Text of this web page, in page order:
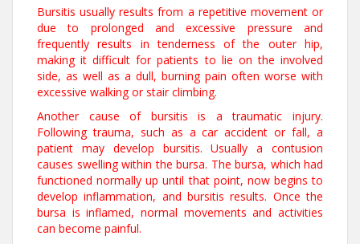
Bursitis usually results from a repetitive movement or
due to prolonged and excessive pressure and
frequently results in tenderness of the outer hip,
making it difficult for patients to lie on the involved
side, as well as a dull, burning pain often worse with
excessive walking or stair climbing.
Another cause of bursitis is a traumatic injury.
Following trauma, such as a car accident or fall, a
patient may develop bursitis. Usually a contusion
causes swelling within the bursa. The bursa, which had
functioned normally up until that point, now begins to
develop inflammation, and bursitis results. Once the
bursa is inflamed, normal movements and activities
can become painful.